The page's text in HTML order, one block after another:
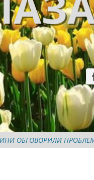
ОБГОВОРИЛИ